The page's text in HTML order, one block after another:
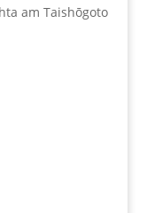
am Taishōgoto